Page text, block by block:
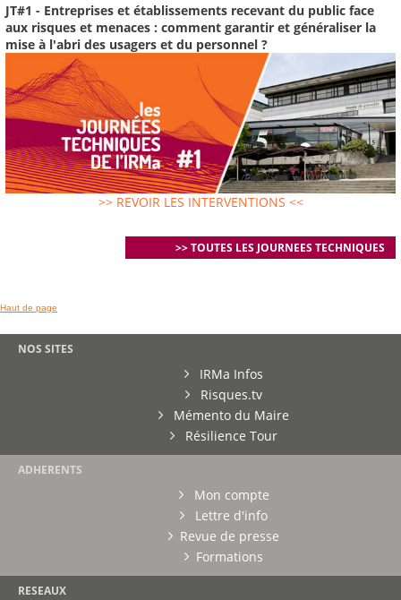
JT#1 - Entreprises et établissements recevant du public face
aux risques et menaces : comment garantir et généraliser la
mise à l'abri des usagers et du personnel ?
>> REVOIR LES INTERVENTIONS <<
>> TOUTES LES JOURNEES TECHNIQUES
Haut de page
NOS SITES
IRMa Infos
Risques.tv
Mémento du Maire
Résilience Tour
ADHERENTS
Mon compte
Lettre d'info
Revue de presse
Formations
RESEAUX